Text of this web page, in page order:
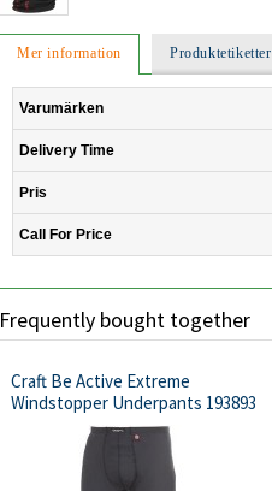
Mer information Produktetiketter
Varumärken
Delivery Time
Pris
Call For Price
Frequently bought together
Craft Be Active Extreme
Windstopper Underpants 193893